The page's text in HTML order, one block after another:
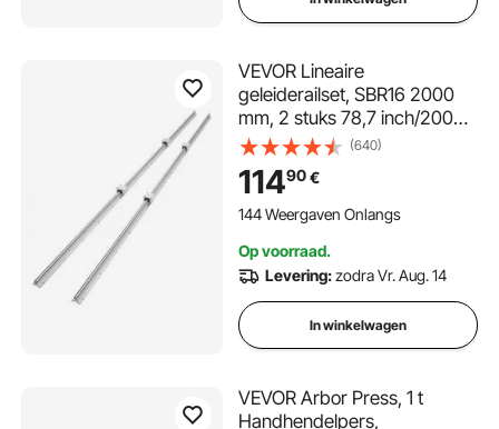
VEVOR Lineaire
geleiderailset, SBR16 2000
mm, 2 stuks 78,7 inch/2000
mm SBR16 geleiderails en 4
stuks SBR16UU glijblokken,
lineaire rails en lagerset voor
geautomatiseerde machines,
freesmachines
(640)
11490€
144 Weergaven Onlangs
Op voorraad.
Levering:zodra Vr. Aug. 14
In winkelwagen
VEVOR Arbor Press, 1 t
Handhendelpers,